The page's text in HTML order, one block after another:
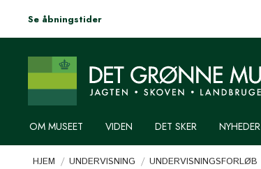
Se åbningstider
OM MUSEET VIDEN DET SKER NYHEDER
HJEM UNDERVISNING UNDERVISNINGSFORLØB